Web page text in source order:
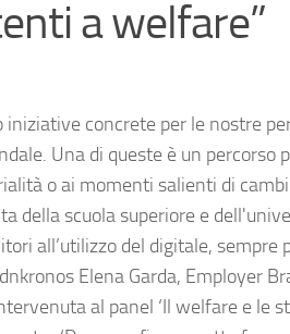
a welfare”
concrete per le nostre
Una di queste è un percorso
o ai momenti salienti di
della scuola superiore e
all’utilizzo del digitale, sempre
Elena Garda, Employer
al panel ‘Il welfare e le